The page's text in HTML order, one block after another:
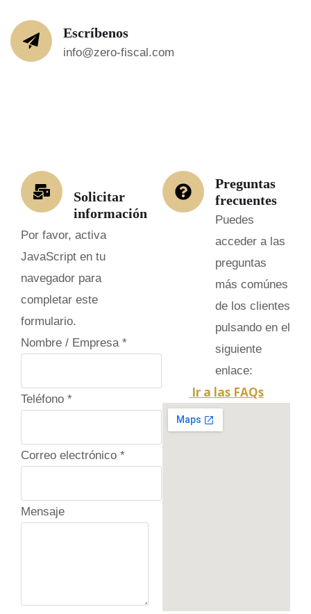
Escríbenos
info@zero-fiscal.com
Solicitar
información
Por favor, activa
JavaScript en tu
navegador para
completar este
formulario.
Nombre / Empresa *
C
m
p
e
l
Teléfono *
Correo electrónico *
Mensaje
Preguntas
frecuentes
Puedes
acceder a las
preguntas
más comúnes
de los clientes
pulsando en el
siguiente
enlace:
Ir a las FAQs